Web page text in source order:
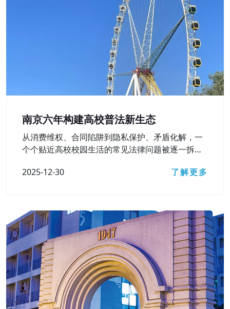
南京六年构建高校普法新生态
从消费维权、合同陷阱到隐私保护、矛盾化解，一
个个贴近高校校园生活的常见法律问题被逐一拆
进高校”活动之“‘检’爱青春 ‘宁’护未来”主题直播访谈
2025-12-30 了解更多